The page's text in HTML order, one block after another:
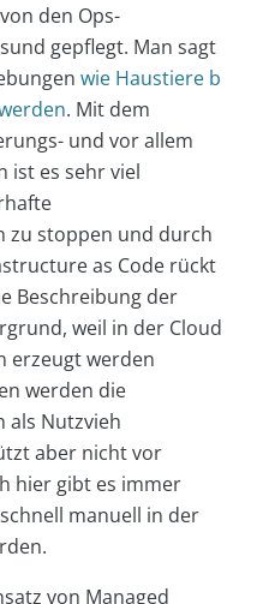
den Ops-
gepflegt. Man sagt
wie Haustiere b
. Mit dem
und vor allem
ist es sehr viel
stoppen und durch
as Code rückt
Beschreibung der
weil in der Cloud
erzeugt werden
werden die
Nutzvieh
aber nicht vor
hier gibt es immer
manuell in der
von Managed